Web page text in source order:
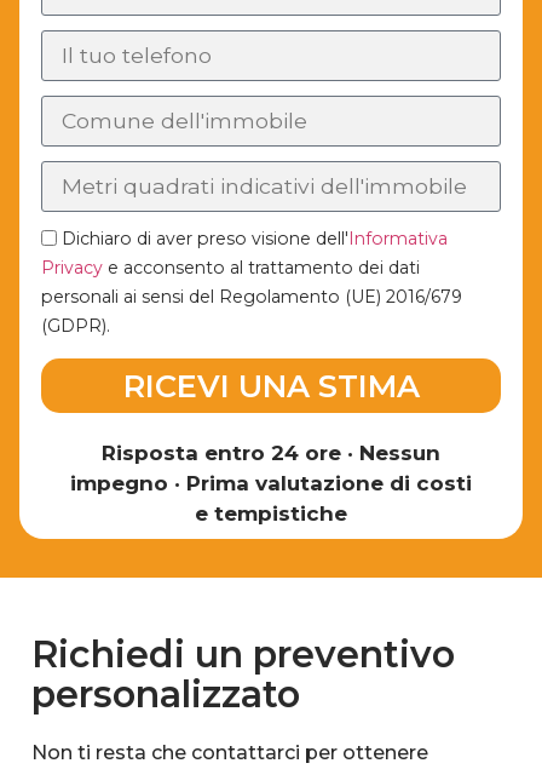
Dichiaro di aver preso visione dell' Informativa
Privacy e acconsento al trattamento dei dati
personali ai sensi del Regolamento (UE) 2016/679
(GDPR).
RICEVI UNA STIMA
Risposta entro 24 ore • Nessun
impegno • Prima valutazione di costi
e tempistiche
Richiedi un preventivo
personalizzato
Non ti resta che contattarci per ottenere